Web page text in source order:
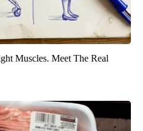
Muscles. Meet The Real